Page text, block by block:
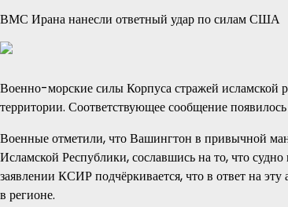
ВМС Ирана нанесли ответный удар по силам США
Военно-морские силы Корпуса стражей
территории. Соответствующее сообщение
Военные отметили, что Вашингтон в привычной
Исламской Республики, сославшись на то, что
заявлении КСИР подчёркивается, что в ответ на
в регионе.